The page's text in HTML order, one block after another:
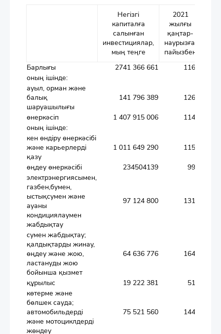
Негізгі
капиталға
салынған
инвестициялар,
мың теңге
2021
жылғы
қаңтар-
наурызға,
пайызбен
Барлығы 2741 366 661
116,1
оның ішінде:
ауыл, орман және
балық
шаруашылығы
141 796 389 126,9
өнеркәсіп 1 407 915 006
114,1
оның ішінде:
кен өндіру өнеркәсібі
және карьерлерді
қазу
1 011 649 290 115,0
өңдеу өнеркәсібі 234504139
99,5
электрэнергиясымен,
газбен,бумен,
ыстықсумен және
ауаны
кондициялаумен
жабдықтау
97 124 800 131,0
сумен жабдықтау;
қалдықтарды жинау,
өңдеу және жою,
ластануды жою
бойынша қызмет
64 636 776 164,1
құрылыс 19 222 381
51,1
көтерме және
бөлшек сауда;
автомобильдерді
және мотоциклдерді
жөндеу
75 521 560 144,5